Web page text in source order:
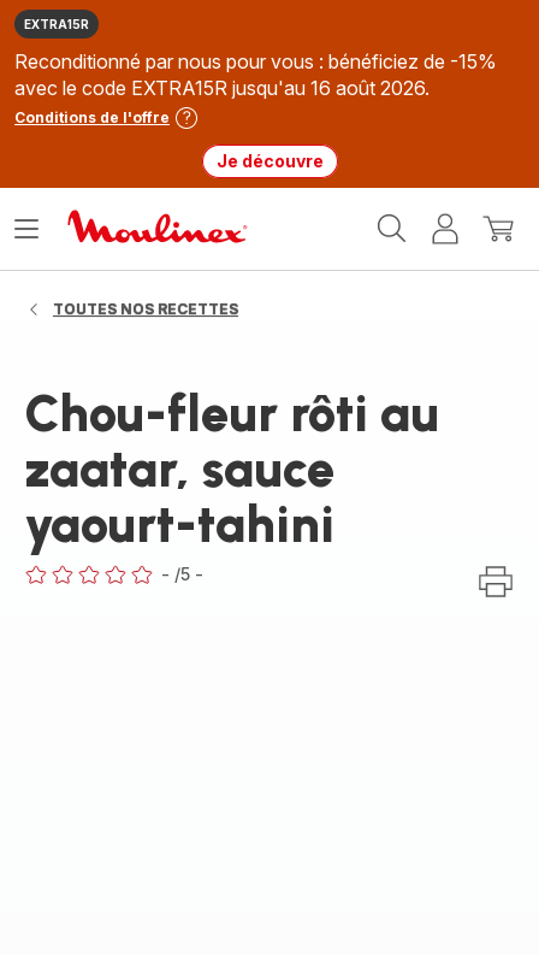
EXTRA15R
Reconditionné par nous pour vous : bénéficiez de -15%
avec le code EXTRA15R jusqu'au 16 août 2026.
Conditions de l'offre
Je découvre
MonMon
Ouvrir
TOUTES NOS RECETTES
Chou-fleur rôti au
zaatar, sauce
yaourt-tahini
- /5 -